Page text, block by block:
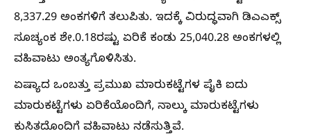
8,337.29 ಅಂಕಗಳಿಗೆ ತಲುಪಿತು. ಇದಕ್ಕೆ ವಿರುದ್ಧವಾಗಿ ಡಿಎಎಕ್ಸ್
ಸೂಚ್ಯಂಕ ಶೇ.0.18ರಷ್ಟು ಏರಿಕೆ ಕಂಡು 25,040.28 ಅಂಕಗಳಲ್ಲಿ
ವಹಿವಾಟು ಅಂತ್ಯಗೊಳಿಸಿತು.
ಏಷ್ಯಾದ ಒಂಬತ್ತು ಪ್ರಮುಖ ಮಾರುಕಟ್ಟೆಗಳ ಪೈಕಿ ಐದು
ಮಾರುಕಟ್ಟೆಗಳು ಏರಿಕೆಯೊಂದಿಗೆ, ನಾಲ್ಕು ಮಾರುಕಟ್ಟೆಗಳು
ಕುಸಿತದೊಂದಿಗೆ ವಹಿವಾಟು ನಡೆಸುತ್ತಿವೆ.